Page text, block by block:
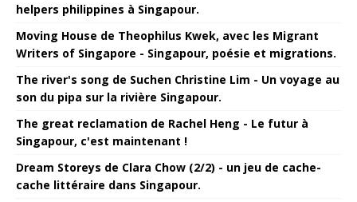
helpers philippines à Singapour.
Moving House de Theophilus Kwek, avec les Migrant
Writers of Singapore - Singapour, poésie et migrations.
The river's song de Suchen Christine Lim - Un voyage au
son du pipa sur la rivière Singapour.
The great reclamation de Rachel Heng - Le futur à
Singapour, c'est maintenant !
Dream Storeys de Clara Chow (2/2) - un jeu de cache-
cache littéraire dans Singapour.